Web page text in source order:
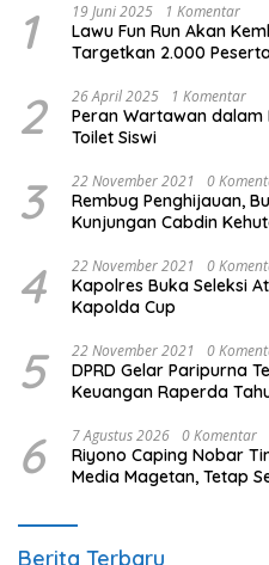
1 19 Juni 2025 1 Komentar
Lawu Fun Run Akan
Targetkan 2.000
2 26 April 2025 1 Komentar
Peran Wartawan dalam
Toilet Siswi
3 22 November 2021 0
Rembug Penghijauan,
Kunjungan Cabdin
4 22 November 2021 0
Kapolres Buka Seleksi
Kapolda Cup
5 22 November 2021 0
DPRD Gelar Paripurna
Keuangan Raperda
6 7 Agustus 2026 0 Komentar
Riyono Caping Nobar
Media Magetan, Tetap
Berita Terbaru